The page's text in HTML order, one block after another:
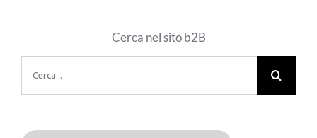
Cerca nel sito b2B
per: